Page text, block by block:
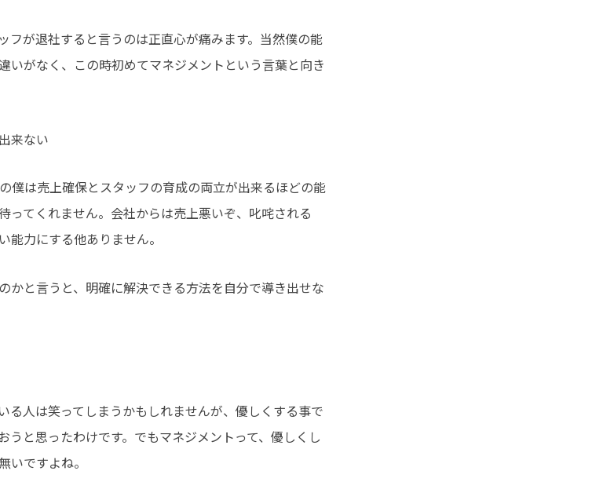
フが退社すると言うのは正直心が痛みます。当然僕の能
いがなく、この時初めてマネジメントという言葉と向き
来ない
僕は売上確保とスタッフの育成の両立が出来るほどの能
ってくれません。会社からは売上悪いぞ、叱咤される
能力にする他ありません。
かと言うと、明確に解決できる方法を自分で導き出せな
る人は笑ってしまうかもしれませんが、優しくする事で
うと思ったわけです。でもマネジメントって、優しくし
いですよね。